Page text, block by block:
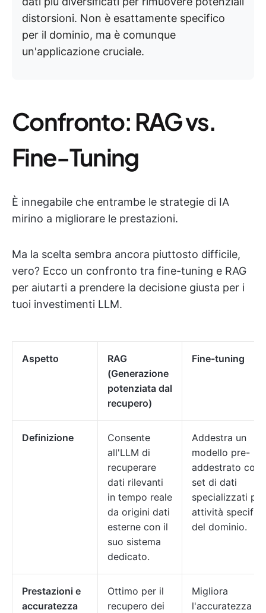
distorsioni. Non è esattamente specifico
per il dominio, ma è comunque
un'applicazione cruciale.
Confronto: RAG vs.
Fine-Tuning
È innegabile che entrambe le strategie di IA
mirino a migliorare le prestazioni.
Ma la scelta sembra ancora piuttosto difficile,
vero? Ecco un confronto tra fine-tuning e RAG
per aiutarti a prendere la decisione giusta per i
tuoi investimenti LLM.
Aspetto
RAG
(Generazione
potenziata dal
recupero)
Fine-tuning
Definizione
Consente
all'LLM di
recuperare
dati rilevanti
in tempo reale
da origini dati
esterne con il
suo sistema
dedicato.
Addestra un
modello pre-
addestrato con
set di dati
specializzati per
attività
del dominio.
Prestazioni e
accuratezza
Ottimo per il
recupero dei
Migliora
l'accuratezza